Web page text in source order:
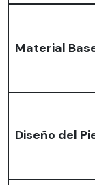
Material
Diseño del